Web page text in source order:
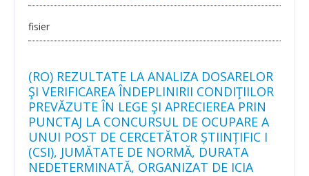
fisier
(RO) REZULTATE LA ANALIZA DOSARELOR
ŞI VERIFICAREA ÎNDEPLINIRII CONDIŢIILOR
PREVĂZUTE ÎN LEGE ŞI APRECIEREA PRIN
PUNCTAJ LA CONCURSUL DE OCUPARE A
UNUI POST DE CERCETĂTOR ȘTIINȚIFIC I
(CSI), JUMĂTATE DE NORMĂ, DURATA
NEDETERMINATĂ, ORGANIZAT DE ICIA